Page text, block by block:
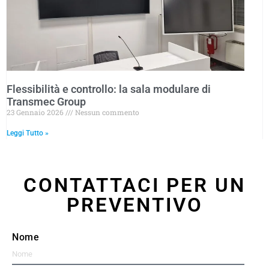
Flessibilità e controllo: la sala modulare di
Transmec Group
23 Gennaio 2026 Nessun commento
Leggi Tutto »
CONTATTACI PER UN
PREVENTIVO
Nome